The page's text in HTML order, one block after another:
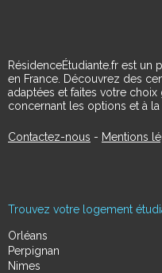
RésidenceÉtudiante.fr est
en France. Découvrez des
adaptées et faites votre
concernant les options et à
Contactez-nous - Mentions
Trouvez votre logement
Orléans
Perpignan
Nimes